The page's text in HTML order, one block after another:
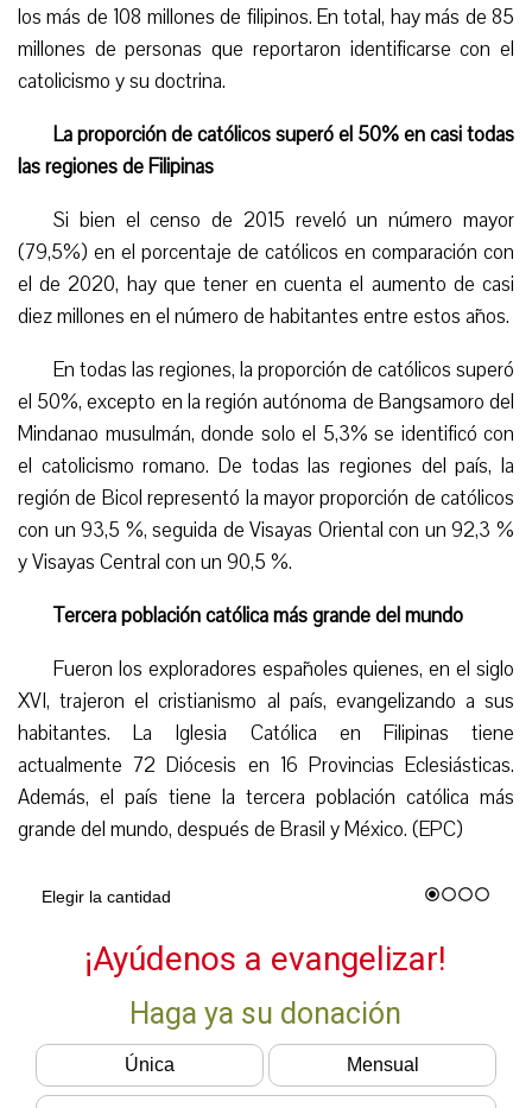
los más de 108 millones de filipinos. En total, hay más de 85
millones de personas que reportaron identificarse con el
catolicismo y su doctrina.
La proporción de católicos superó el 50% en casi todas
las regiones de Filipinas
Si bien el censo de 2015 reveló un número mayor
(79,5%) en el porcentaje de católicos en comparación con
el de 2020, hay que tener en cuenta el aumento de casi
diez millones en el número de habitantes entre estos años.
En todas las regiones, la proporción de católicos superó
el 50%, excepto en la región autónoma de Bangsamoro del
Mindanao musulmán, donde solo el 5,3% se identificó con
el catolicismo romano. De todas las regiones del país, la
región de Bicol representó la mayor proporción de católicos
con un 93,5 %, seguida de Visayas Oriental con un 92,3 %
y Visayas Central con un 90,5 %.
Tercera población católica más grande del mundo
Fueron los exploradores españoles quienes, en el siglo
XVI, trajeron el cristianismo al país, evangelizando a sus
habitantes. La Iglesia Católica en Filipinas tiene
actualmente 72 Diócesis en 16 Provincias Eclesiásticas.
Además, el país tiene la tercera población católica más
grande del mundo, después de Brasil y México. (EPC)